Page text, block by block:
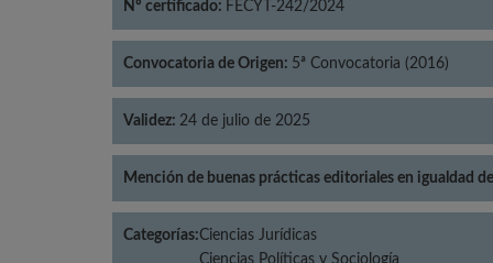
Nº certificado: FECYT-242/2024
Convocatoria de Origen: 5ª Convocatoria (2016)
Validez: 24 de julio de 2025
Mención de buenas prácticas editoriales en igualdad
Categorías:Ciencias Jurídicas
Ciencias Políticas y Sociología